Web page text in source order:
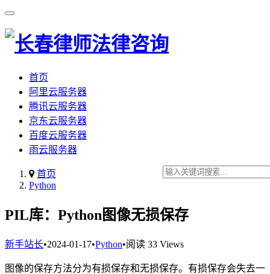
首页
阿里云服务器
腾讯云服务器
京东云服务器
百度云服务器
雨云服务器
首页
Python
PIL库：Python图像无损保存
新手站长•2024-01-17•Python•阅读 33 Views
图像的保存方法分为有损保存和无损保存。有损保存会失去一